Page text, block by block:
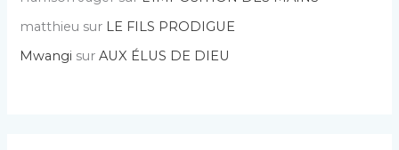
matthieu sur LE FILS PRODIGUE
Mwangi surAUX ÉLUS DE DIEU